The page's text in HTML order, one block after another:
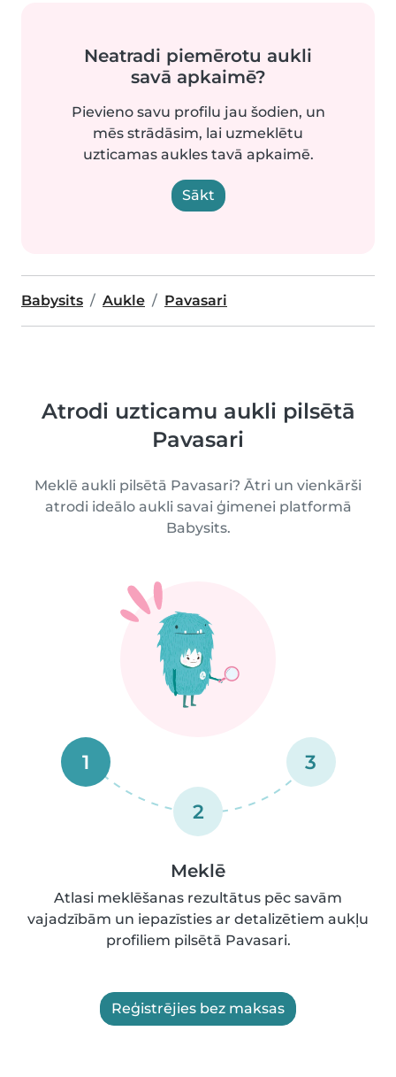
Neatradi piemērotu aukli
savā apkaimē?
Pievieno savu profilu jau šodien, un
mēs strādāsim, lai uzmeklētu
uzticamas aukles tavā apkaimē.
Sākt
Babysits Aukle Pavasari
Atrodi uzticamu aukli pilsētā
Pavasari
Meklē aukli pilsētā Pavasari? Ātri un vienkārši
atrodi ideālo aukli savai ģimenei platformā
Babysits.
1
2
3
Meklē
Atlasi meklēšanas rezultātus pēc savām
vajadzībām un iepazīsties ar detalizētiem aukļu
profiliem pilsētā Pavasari.
Reģistrējies bez maksas